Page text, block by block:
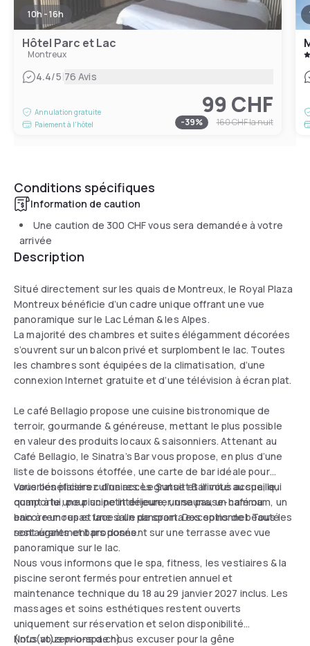
10h - 16h
Hôtel Parc et Lac
Montreux
4.4/5|76 Avis
Annulation gratuite
Paiement à l'hôtel
99 CHF
-39% 160 CHFla nuit
Conditions spécifiques
Information de caution
Une caution de 300 CHFvous sera demandée à votre
arrivée
Description
Situé directement sur les quais de Montreux, le Royal Plaza
Montreux bénéficie d’un cadre unique offrant une vue
panoramique sur le Lac Léman & les Alpes.
La majorité des chambres et suites élégamment décorées
s’ouvrent sur un balcon privé et surplombent le lac. Toutes
les chambres sont équipées de la climatisation, d’une
connexion Internet gratuite et d’une télévision à écran plat.
Le café Bellagio propose une cuisine bistronomique de
terroir, gourmande & généreuse, mettant le plus possible
en valeur des produits locaux & saisonniers. Attenant au
Café Bellagio, le Sinatra’s Bar vous propose, en plus d’une
liste de boissons étoffée, une carte de bar idéale pour
varier les plaisirs culinaires. Le Sunset Bar vous accueille,
quant à lui, pour un petit déjeuner, une pause-café ou
encore un repas face à un panorama exceptionnel. Tous les
restaurants et bars donnent sur une terrasse avec vue
panoramique sur le lac.
Vous bénéficierez d’un accès gratuit et illimité au spa, qui
comporte une piscine intérieure, un sauna, un hammam, un
bain à remous et une salle de sport. Des soins de beauté
sont également proposés.
Nous vous informons que le spa, fitness, les vestiaires & la
piscine seront fermés pour entretien annuel et
maintenance technique du 18 au 29 janvier 2027 inclus. Les
massages et soins esthétiques restent ouverts
uniquement sur réservation et selon disponibilité
(info(at)zen-o-spa.ch).
Nous vous prions de nous excuser pour la gêne